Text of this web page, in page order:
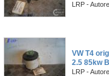
LRP -
VW T4
2.5 85kw
LRP -